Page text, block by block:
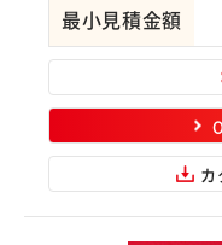
最小見積金額
カ